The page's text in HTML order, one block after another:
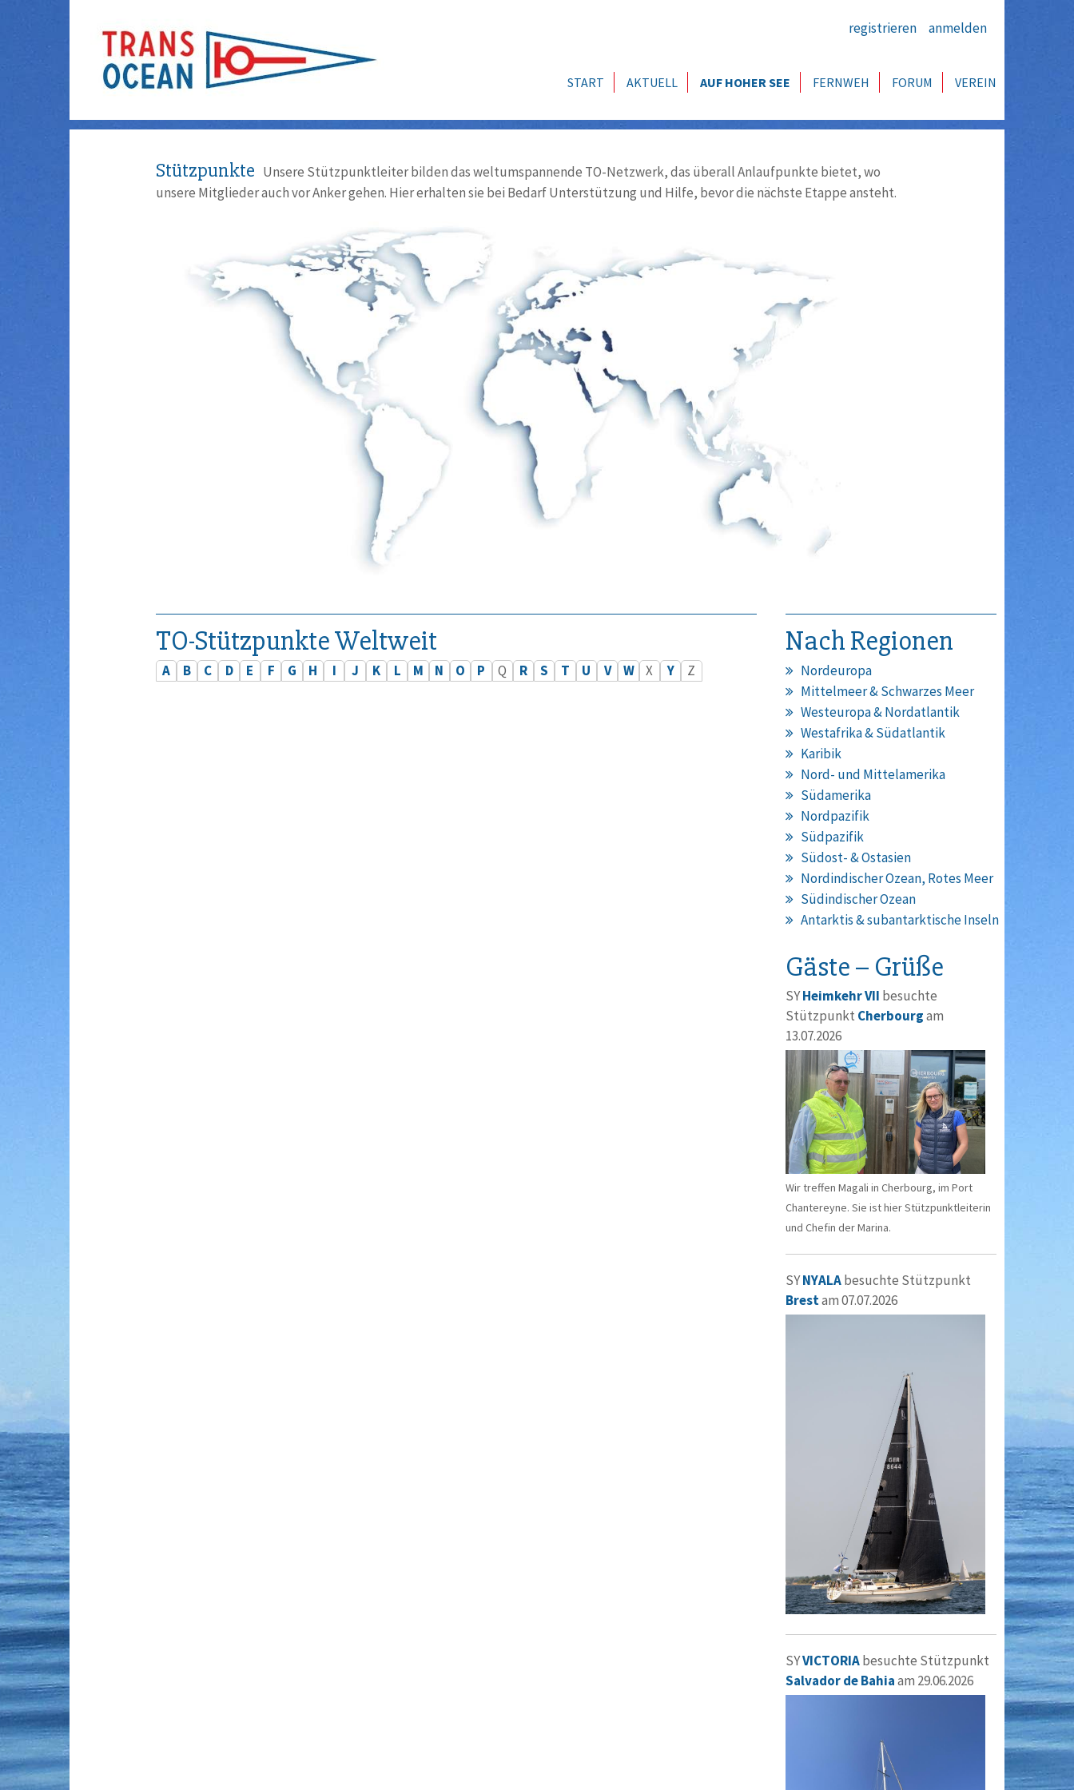
registrieren anmelden
START AKTUELL AUF HOHER SEE FERNWEH FORUM VEREIN
Stützpunkte Unsere Stützpunktleiter bilden das weltumspannende TO-Netzwerk, das überall Anlaufpunkte bietet, wo
unsere Mitglieder auch vor Anker gehen. Hier erhalten sie bei Bedarf Unterstützung und Hilfe, bevor die nächste Etappe ansteht.
TO-Stützpunkte Weltweit
A B C D E F G H I J K L M N O P Q R S T U V W X Y Z
Nach Regionen
Nordeuropa
Mittelmeer & Schwarzes Meer
Westeuropa & Nordatlantik
Westafrika & Südatlantik
Karibik
Nord- und Mittelamerika
Südamerika
Nordpazifik
Südpazifik
Südost- & Ostasien
Nordindischer Ozean, Rotes Meer
Südindischer Ozean
Antarktis & subantarktische Inseln
Gäste – Grüße
SYHeimkehr VII besuchte
Stützpunkt Cherbourgam
13.07.2026
Wir treffen Magali in Cherbourg, im Port
Chantereyne. Sie ist hier Stützpunktleiterin
und Chefin der Marina.
SYNYALAbesuchte Stützpunkt
Brestam 07.07.2026
SYVICTORIAbesuchte Stützpunkt
Salvador de Bahiaam 29.06.2026